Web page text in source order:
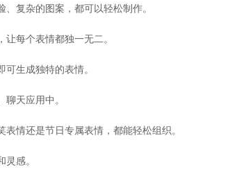
复杂的图案，都可以轻松制作。
每个表情都独一无二。
生成独特的表情。
天应用中。
情还是节日专属表情，都能轻松组织。
感。